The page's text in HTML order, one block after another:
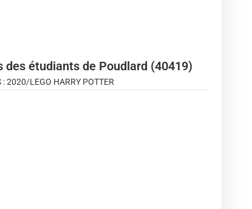
des étudiants de Poudlard (40419)
:2020/LEGO HARRY POTTER